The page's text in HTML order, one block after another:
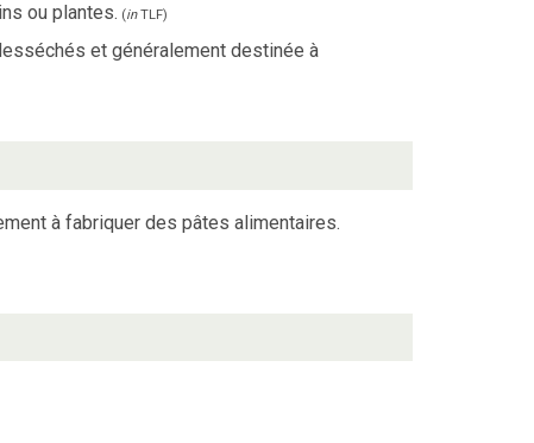
ou plantes. (inTLF)
et généralement destinée à
à fabriquer des pâtes alimentaires.